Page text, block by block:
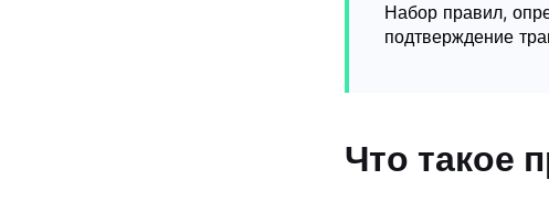
Набор правил,
подтверждение
Что такое